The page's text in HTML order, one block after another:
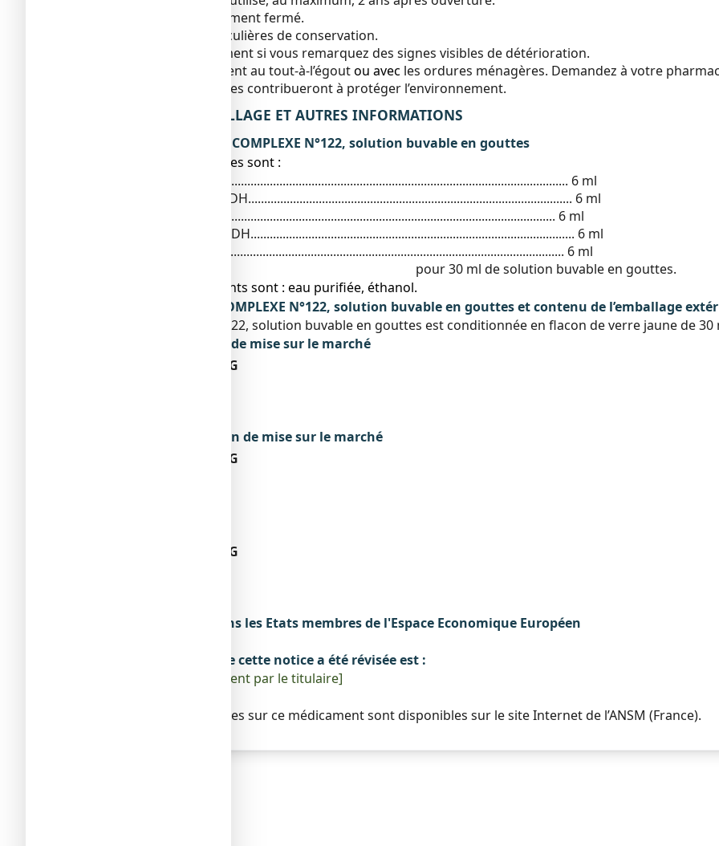
Tenir le flacon soigneusement fermé.
Pas de précautions particulières de conservation.
N’utilisez pas ce médicament si vous remarquez des signes visibles de détérioration.
Ne jetez aucun médicament au tout-à-l’égoutou avec les ordures ménagères. Demandez à votre
n’utilisez plus. Ces mesures contribueront à protéger l’environnement.
6. CONTENU DE L’EMBALLAGE ET AUTRES INFORMATIONS
Ce que contient LACHESIS COMPLEXE N°122, solution buvable en gouttes
● Les substances actives sont :
Lachesis mutus 10 DH......................................................................................................... 6 ml
Kalium carbonicum 6 DH..................................................................................................... 6 ml
Bryonia 4 DH...................................................................................................................... 6 ml
Cactus grandiflorus 3 DH..................................................................................................... 6 ml
Glonoinum 8 DH.................................................................................................................. 6 ml
pour 30 ml de solution buvable en gouttes.
● Les autres composants sont : eau purifiée, éthanol.
Qu’est-ce que LACHESIS COMPLEXE N°122, solution buvable en gouttes et contenu de l’emballage
LACHESIS COMPLEXE N°122, solution buvable en gouttes est conditionnée en flacon de verre jaune de
Titulaire de l’autorisation de mise sur le marché
LABORATOIRES LEHNING
Exploitant de l’autorisation de mise sur le marché
LABORATOIRES LEHNING
LABORATOIRES LEHNING
Noms du médicament dans les Etats membres de l'Espace Economique Européen
La dernière date à laquelle cette notice a été révisée est :
[à compléter ultérieurement par le titulaire]
Des informations détaillées sur ce médicament sont disponibles sur le site Internet de l’ANSM (France).